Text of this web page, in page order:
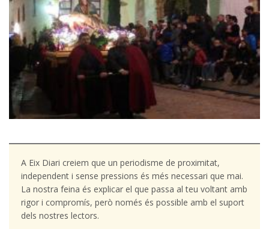
A Eix Diari creiem que un periodisme de proximitat,
independent i sense pressions és més necessari que mai.
La nostra feina és explicar el que passa al teu voltant amb
rigor i compromís, però només és possible amb el suport
dels nostres lectors.